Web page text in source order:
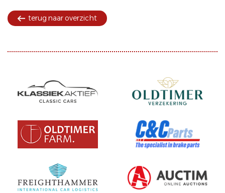
terug naar overzicht